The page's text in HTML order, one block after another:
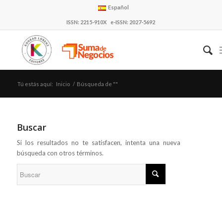
Español
ISSN: 2215-910X e-ISSN: 2027-5692
Tú estás aquí: Inicio / Búsqueda de ""
Buscar
Si los resultados no te satisfacen, intenta una nueva
búsqueda con otros términos.